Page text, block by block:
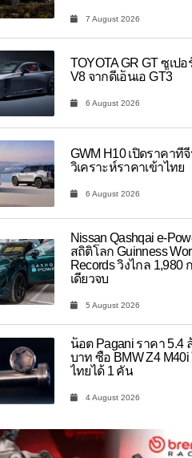
7 August 2026
TOYOTA GR GT ซูเป
V8 จากดีเอ็นเอ GT3
6 August 2026
GWM H10 เปิดราคาที่
วิเคราะห์ราคาเข้าไทย
6 August 2026
Nissan Qashqai e-
สถิติโลก Guinness
Records วิ่งไกล 1,980
เดียวจบ
5 August 2026
น็อต Pagani ราคา 5.4
บาท ซื้อ BMW Z4 M40i
ไทยได้ 1 คัน
4 August 2026